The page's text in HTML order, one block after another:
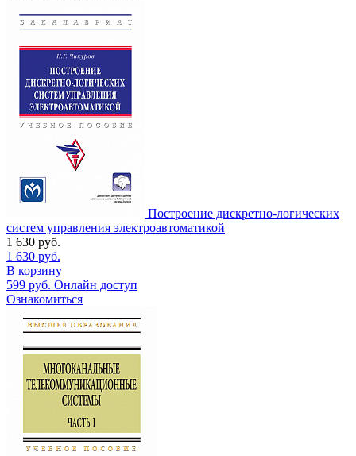
Построение дискретно-логических
систем управления электроавтоматикой
1 630 руб.
1 630 руб.
В корзину
599 руб. Онлайн доступ
Ознакомиться